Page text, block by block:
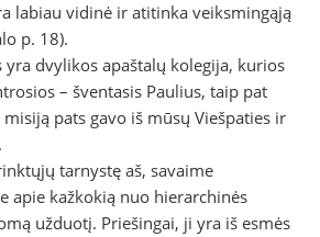
labiau vidinė ir atitinka veiksmingąją
p. 18).
dvylikos apaštalų kolegija, kurios
– šventasis Paulius, taip pat
pats gavo iš mūsų Viešpaties ir
tarnystę aš, savaime
apie kažkokią nuo hierarchinės
užduotį. Priešingai, ji yra iš esmės